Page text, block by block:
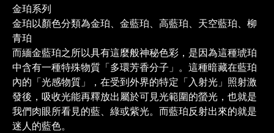
金珀系列
金珀以顏色分類為金珀、金藍珀、高藍珀、天空藍珀、柳
青珀
而緬金藍珀之所以具有這麼般神秘色彩，是因為這種琥珀
中含有一種特殊物質「多環芳香分子」。這種暗藏在藍珀
內的「光感物質」，在受到外界的特定「入射光」照射激
發後，吸收光能再釋放出屬於可見光範圍的螢光，也就是
我們肉眼所看見的藍、綠或紫光。而藍珀反射出來的就是
迷人的藍色。